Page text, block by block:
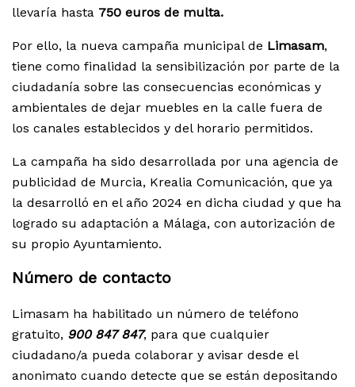
llevaría hasta 750 euros de multa.
Por ello, la nueva campaña municipal de Limasam,
tiene como finalidad la sensibilización por parte de la
ciudadanía sobre las consecuencias económicas y
ambientales de dejar muebles en la calle fuera de
los canales establecidos y del horario permitidos.
La campaña ha sido desarrollada por una agencia de
publicidad de Murcia, Krealia Comunicación, que ya
la desarrolló en el año 2024 en dicha ciudad y que ha
logrado su adaptación a Málaga, con autorización de
su propio Ayuntamiento.
Número de contacto
Limasam ha habilitado un número de teléfono
gratuito, 900 847 847, para que cualquier
ciudadano/a pueda colaborar y avisar desde el
anonimato cuando detecte que se están depositando